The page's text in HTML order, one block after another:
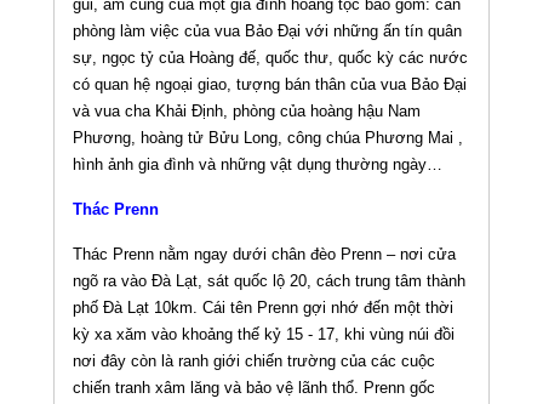
gũi, ấm cúng của một gia đình hoàng tộc bao gồm: căn
phòng làm việc của vua Bảo Đại với những ấn tín quân
sự, ngọc tỷ của Hoàng đế, quốc thư, quốc kỳ các nước
có quan hệ ngoại giao, tượng bán thân của vua Bảo Đại
và vua cha Khải Định, phòng của hoàng hậu Nam
Phương, hoàng tử Bửu Long, công chúa Phương Mai ,
hình ảnh gia đình và những vật dụng thường ngày…
Thác Prenn
Thác Prenn nằm ngay dưới chân đèo Prenn – nơi cửa
ngõ ra vào Đà Lạt, sát quốc lộ 20, cách trung tâm thành
phố Đà Lạt 10km. Cái tên Prenn gợi nhớ đến một thời
kỳ xa xăm vào khoảng thế kỷ 15 - 17, khi vùng núi đồi
nơi đây còn là ranh giới chiến trường của các cuộc
chiến tranh xâm lăng và bảo vệ lãnh thổ. Prenn gốc